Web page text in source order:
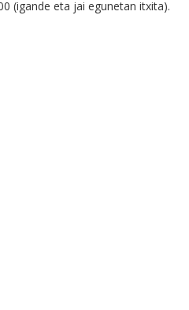
(igande eta jai egunetan itxita).